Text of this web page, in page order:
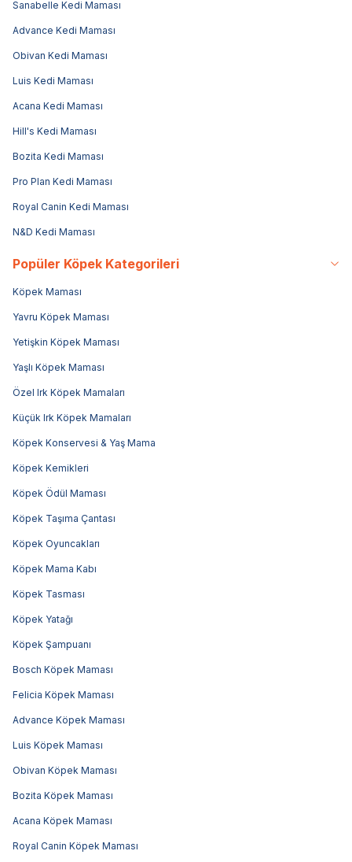
Sanabelle Kedi Maması
Advance Kedi Maması
Obivan Kedi Maması
Luis Kedi Maması
Acana Kedi Maması
Hill's Kedi Maması
Bozita Kedi Maması
Pro Plan Kedi Maması
Royal Canin Kedi Maması
N&D Kedi Maması
Popüler Köpek Kategorileri
Köpek Maması
Yavru Köpek Maması
Yetişkin Köpek Maması
Yaşlı Köpek Maması
Özel Irk Köpek Mamaları
Küçük Irk Köpek Mamaları
Köpek Konservesi & Yaş Mama
Köpek Kemikleri
Köpek Ödül Maması
Köpek Taşıma Çantası
Köpek Oyuncakları
Köpek Mama Kabı
Köpek Tasması
Köpek Yatağı
Köpek Şampuanı
Bosch Köpek Maması
Felicia Köpek Maması
Advance Köpek Maması
Luis Köpek Maması
Obivan Köpek Maması
Bozita Köpek Maması
Acana Köpek Maması
Royal Canin Köpek Maması